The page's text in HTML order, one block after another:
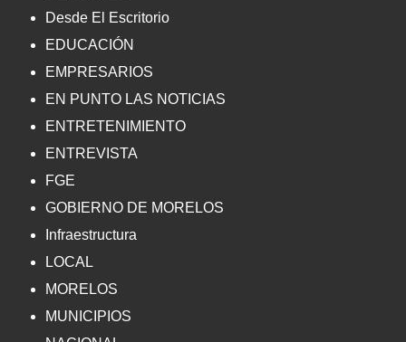
Desde El Escritorio
EDUCACIÓN
EMPRESARIOS
EN PUNTO LAS NOTICIAS
ENTRETENIMIENTO
ENTREVISTA
FGE
GOBIERNO DE MORELOS
Infraestructura
LOCAL
MORELOS
MUNICIPIOS